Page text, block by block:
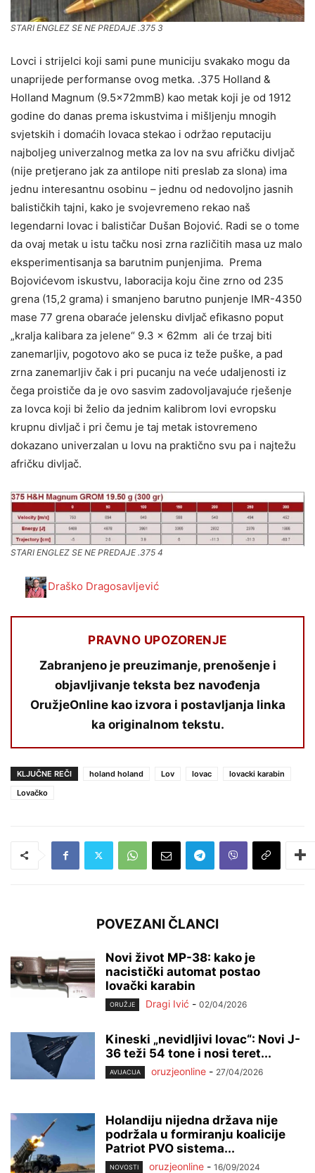
STARI ENGLEZ SE NE PREDAJE .375 3
Lovci i strijelci koji sami pune municiju svakako mogu da
unaprijede performanse ovog metka. .375 Holland &
Holland Magnum (9.5×72mmB) kao metak koji je od 1912
godine do danas prema iskustvima i mišljenju mnogih
svjetskih i domaćih lovaca stekao i održao reputaciju
najboljeg univerzalnog metka za lov na svu afričku divljač
(nije pretjerano jak za antilope niti preslab za slona) ima
jednu interesantnu osobinu – jednu od nedovoljno jasnih
balističkih tajni, kako je svojevremeno rekao naš
legendarni lovac i balističar Dušan Bojović. Radi se o tome
da ovaj metak u istu tačku nosi zrna različitih masa uz malo
eksperimentisanja sa barutnim punjenjima. Prema
Bojovićevom iskustvu, laboracija koju čine zrno od 235
grena (15,2 grama) i smanjeno barutno punjenje IMR-4350
mase 77 grena obaraće jelensku divljač efikasno poput
„kralja kalibara za jelene“ 9.3 × 62mm ali će trzaj biti
zanemarljiv, pogotovo ako se puca iz teže puške, a pad
zrna zanemarljiv čak i pri pucanju na veće udaljenosti iz
čega proističe da je ovo sasvim zadovoljavajuće rješenje
za lovca koji bi želio da jednim kalibrom lovi evropsku
krupnu divljač i pri čemu je taj metak istovremeno
dokazano univerzalan u lovu na praktično svu pa i najtežu
afričku divljač.
STARI ENGLEZ SE NE PREDAJE .375 4
Draško Dragosavljević
PRAVNO UPOZORENJE
Zabranjeno je preuzimanje, prenošenje i
objavljivanje teksta bez navođenja
OružjeOnline kao izvora i postavljanja linka
ka originalnom tekstu.
KLJUČNE REČI holand holand Lov lovac
lovacki karabin
Lovačko
POVEZANI ČLANCI
Novi život MP-38: kako je
nacistički automat postao
lovački karabin
ORUŽJE Dragi Ivić - 02/04/2026
Kineski „nevidljivi lovac“: Novi J-
36 teži 54 tone i nosi teret...
AVIJACIJA oruzjeonline - 27/04/2026
Holandiju nijedna država nije
podržala u formiranju koalicije
Patriot PVO sistema...
NOVOSTI oruzjeonline - 16/09/2024